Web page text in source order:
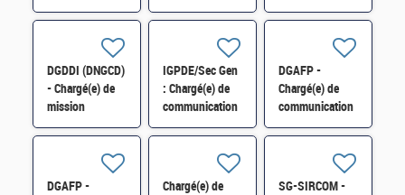
graphique
Contrat court
H/F
"Synthèse et
des dynamiques
DGDDI (DNGCD)
- Chargé(e) de
mission
communication
IGPDE/Sec Gen
: Chargé(e) de
communication
- CDD 6 mois
DGAFP -
Chargé(e) de
communication
(Mission
DGAFP -
Chargé(e) de
SG-SIRCOM -